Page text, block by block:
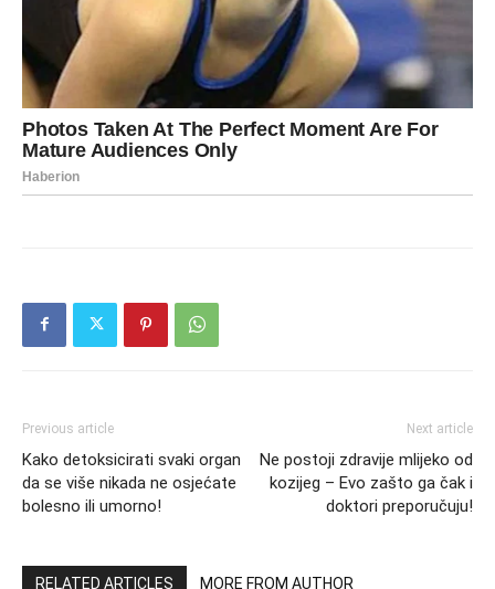
Previous article
Kako detoksicirati svaki organ
da se više nikada ne osjećate
bolesno ili umorno!
Next article
Ne postoji zdravije mlijeko od
kozijeg – Evo zašto ga čak i
doktori preporučuju!
RELATED ARTICLES MORE FROM AUTHOR